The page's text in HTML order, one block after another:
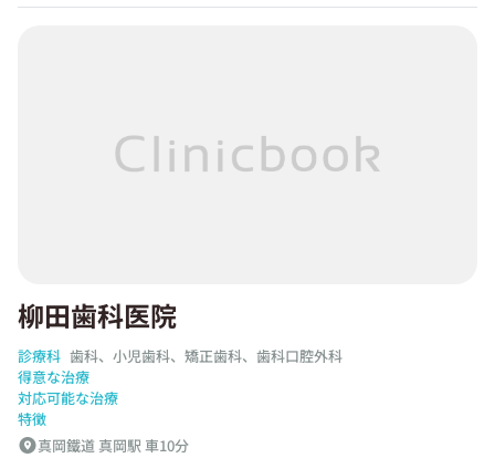
柳田歯科医院
診療科 歯科、小児歯科、矯正歯科、歯科口腔外科
得意な治療
対応可能な治療
特徴
真岡鐵道 真岡駅 車10分